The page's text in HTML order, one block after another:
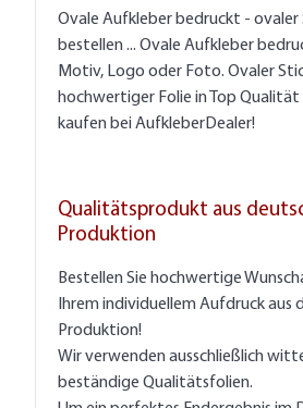
Ovale Aufkleber bedruckt - ovaler
bestellen ... Ovale Aufkleber
Motiv, Logo oder Foto. Ovaler
hochwertiger Folie in Top
kaufen bei AufkleberDealer!
Qualitätsprodukt aus
Produktion
Bestellen Sie hochwertige
Ihrem individuellem Aufdruck aus
Produktion!
Wir verwenden ausschließlich
beständige Qualitätsfolien.